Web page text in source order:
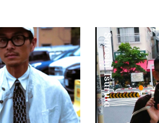
Satoshi Tsuruta